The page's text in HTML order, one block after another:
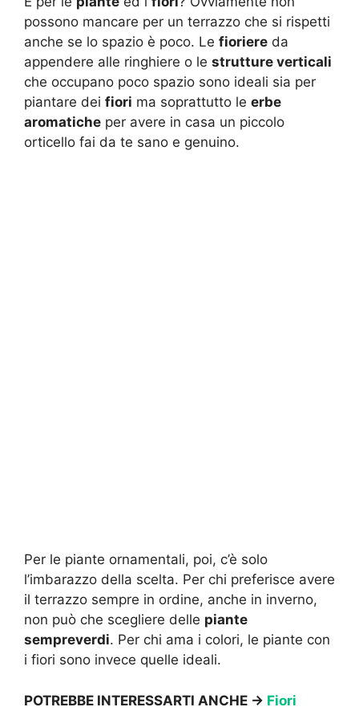
possono mancare per un terrazzo che si rispetti
anche se lo spazio è poco. Le fioriere da
appendere alle ringhiere o le strutture verticali
che occupano poco spazio sono ideali sia per
piantare dei fiori ma soprattutto le erbe
aromatiche per avere in casa un piccolo
orticello fai da te sano e genuino.
Per le piante ornamentali, poi, c’è solo
l’imbarazzo della scelta. Per chi preferisce avere
il terrazzo sempre in ordine, anche in inverno,
non può che scegliere delle piante
sempreverdi. Per chi ama i colori, le piante con
i fiori sono invece quelle ideali.
POTREBBE INTERESSARTI ANCHE -> Fiori